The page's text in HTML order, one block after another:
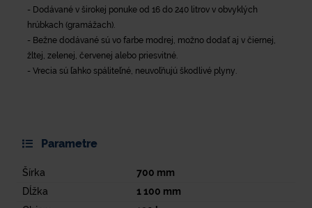
- Dodávané v širokej ponuke od 16 do 240 litrov v obvyklých
hrúbkach (gramážach).
- Bežne dodávané sú vo farbe modrej, možno dodať aj v čiernej,
žltej, zelenej, červenej alebo priesvitné.
- Vrecia sú ľahko spáliteľné, neuvoľňujú škodlivé plyny.
Parametre
Šírka 700 mm
Dĺžka
1 100 mm